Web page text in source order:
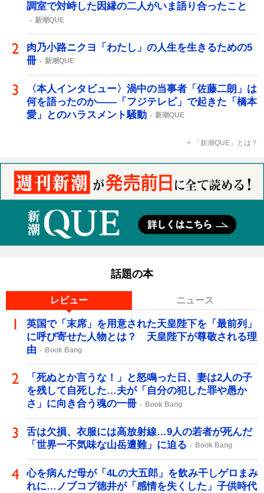
調室で対峙した因縁の二人がいま語り合ったこと
新潮QUE
肉乃小路ニクヨ「わたし」の人生を生きるための5
冊
新潮QUE
〈本人インタビュー〉渦中の当事者「佐藤二朗」は
何を語ったのか――「フジテレビ」で起きた「橋本
愛」とのハラスメント騒動
新潮QUE
「新潮QUE」とは？
話題の本
レビュー ニュース
英国で「末席」を用意された天皇陛下を「最前列」
に呼び寄せた人物とは？ 天皇陛下が尊敬される理
由
Book Bang
「死ぬとか言うな！」と怒鳴った日、妻は2人の子
を残して自死した…夫が「自分の犯した罪や愚か
さ」に向き合う魂の一冊
Book Bang
舌は欠損、衣服には高放射線…9人の若者が死んだ
「世界一不気味な山岳遭難」に迫る
Book Bang
心を病んだ母が「4Lの大五郎」を飲み干しゲロまみ
れに…ノブコブ徳井が「感情を失くした」子供時代